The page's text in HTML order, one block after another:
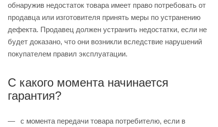
обнаружив недостаток товара имеет право потребовать от
продавца или изготовителя принять меры по устранению
дефекта. Продавец должен устранить недостатки, если не
будет доказано, что они возникли вследствие нарушений
покупателем правил эксплуатации.
С какого момента начинается
гарантия?
с момента передачи товара потребителю, если в